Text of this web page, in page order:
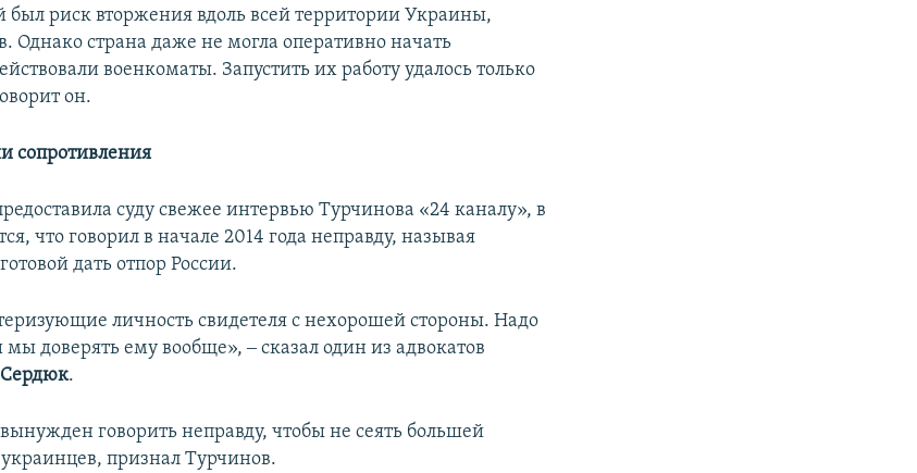
был риск вторжения вдоль всей территории Украины,
Однако страна даже не могла оперативно начать
военкоматы. Запустить их работу удалось только
он.
сопротивления
суду свежее интервью Турчинова «24 каналу», в
что говорил в начале 2014 года неправду, называя
дать отпор России.
личность свидетеля с нехорошей стороны. Надо
доверять ему вообще», ‒ сказал один из адвокатов
.
говорить неправду, чтобы не сеять большей
признал Турчинов.